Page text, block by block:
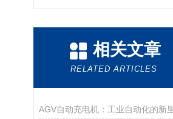
相关文章
RELATED ARTICLES